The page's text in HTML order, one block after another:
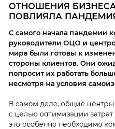
ОТНОШЕНИЯ
ПОВЛИЯЛА
С самого начала пандемии
руководители ОЦО и
мира были готовы к
стороны клиентов. Они
попросит их работать
несмотря на условия
В самом деле, общие центры
с целью оптимизации
это особенно необходимо